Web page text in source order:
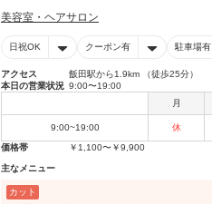
美容室・ヘアサロン
日祝OK クーポン有 駐車場有
アクセス
飯田駅から1.9km （徒歩25分）
本日の営業状況 9:00〜19:00
月
9:00~19:00
休
価格帯
￥1,100〜￥9,900
主なメニュー
カット